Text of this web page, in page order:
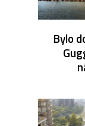
Bylo